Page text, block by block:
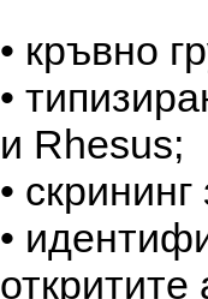
• кръвно
•
и Rhesus;
•
•
откритите